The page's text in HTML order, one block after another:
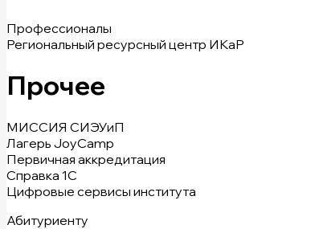
Профессионалы
Региональный ресурсный центр ИКаР
Прочее
МИССИЯ СИЭУиП
Лагерь JoyCamp
Первичная аккредитация
Справка 1С
Цифровые сервисы института
Абитуриенту